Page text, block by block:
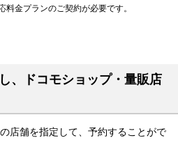
金プランのご契約が必要です。
、ドコモショップ・量販店
店舗を指定して、予約することがで